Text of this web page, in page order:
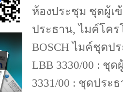
ห้องประชุม ชุดผู้เ
ประธาน, ไมค์โค
BOSCH ไมค์ชุดป
LBB 3330/00 : ชุ
3331/00 : ชุดประ